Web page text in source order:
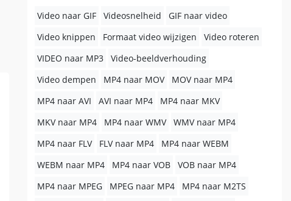
Video naar GIF Videosnelheid
GIF naar video
Video knippen
Formaat video wijzigen
Video roteren
VIDEO naar MP3
Video-beeldverhouding
Video dempen
MP4 naar MOV
MOV naar MP4
MP4 naar AVI
AVI naar MP4
MP4 naar MKV
MKV naar MP4
MP4 naar WMV
WMV naar MP4
MP4 naar FLV
FLV naar MP4
MP4 naar WEBM
WEBM naar MP4
MP4 naar VOB
VOB naar MP4
MP4 naar MPEG
MPEG naar MP4
MP4 naar M2TS